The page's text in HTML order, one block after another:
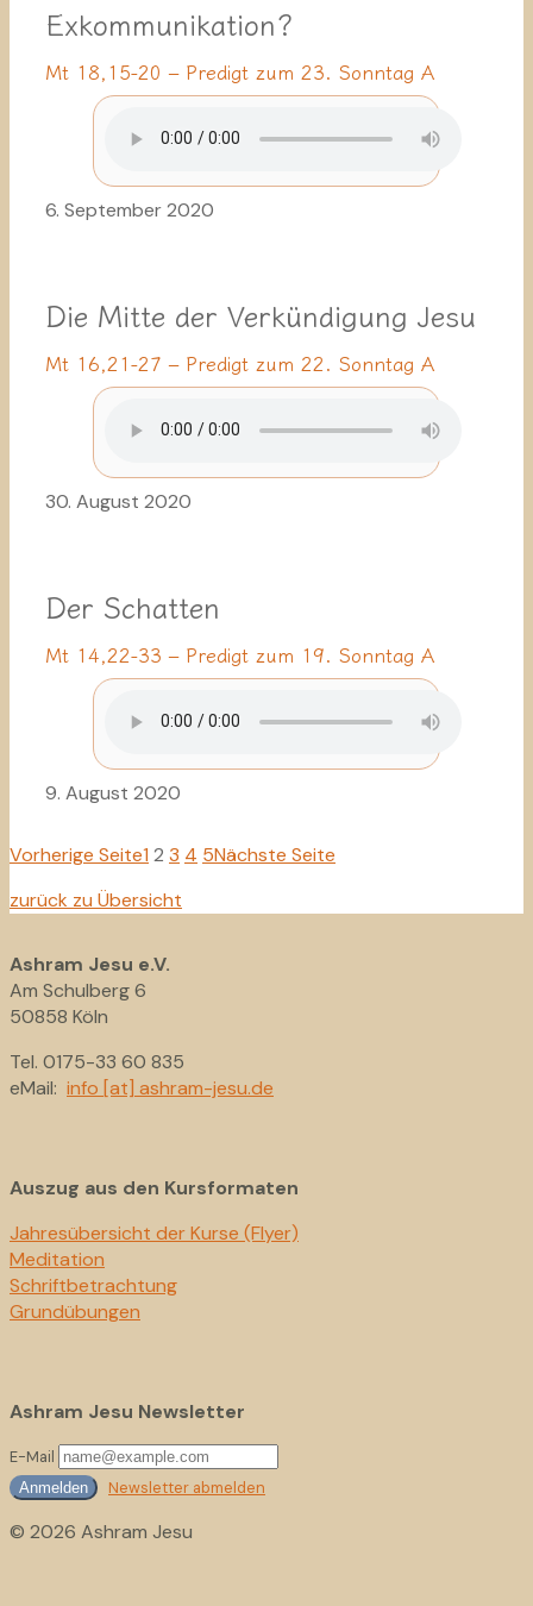
Exkommunikation?
Mt 18,15-20 – Predigt zum 23. Sonntag A
6. September 2020
Die Mitte der Verkündigung Jesu
Mt 16,21-27 – Predigt zum 22. Sonntag A
30. August 2020
Der Schatten
Mt 14,22-33 – Predigt zum 19. Sonntag A
9. August 2020
Vorherige Seite1 2 3 4 5Nächste Seite
zurück zu Übersicht
Ashram Jesu e.V.
Am Schulberg 6
50858 Köln
Tel. 0175-33 60 835
eMail: info [at] ashram-jesu.de
Auszug aus den Kursformaten
Jahresübersicht der Kurse (Flyer)
Meditation
Schriftbetrachtung
Grundübungen
Ashram Jesu Newsletter
E-Mail
Anmelden Newsletter abmelden
© 2026 Ashram Jesu